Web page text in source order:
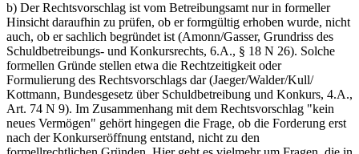
b) Der Rechtsvorschlag ist vom Betreibungsamt nur in formeller
Hinsicht daraufhin zu prüfen, ob er formgültig erhoben wurde, nicht
auch, ob er sachlich begründet ist (Amonn/Gasser, Grundriss des
Schuldbetreibungs- und Konkursrechts, 6.A., § 18 N 26). Solche
formellen Gründe stellen etwa die Rechtzeitigkeit oder
Formulierung des Rechtsvorschlags dar (Jaeger/Walder/Kull/
Kottmann, Bundesgesetz über Schuldbetreibung und Konkurs, 4.A.,
Art. 74 N 9). Im Zusammenhang mit dem Rechtsvorschlag "kein
neues Vermögen" gehört hingegen die Frage, ob die Forderung erst
nach der Konkurseröffnung entstand, nicht zu den